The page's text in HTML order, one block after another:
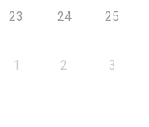
23 24 25
1 2 3